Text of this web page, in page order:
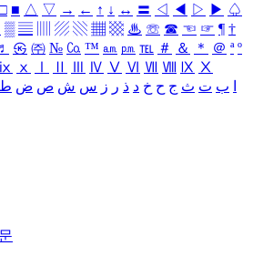
■ △ ▽ → ← ↑ ↓ ↔ 〓 ◁ ◀ ▷ ▶ ♤
▒ ▤ ▨ ▧ ▦ ▩ ♨ ☏ ☎ ☜ ☞ ¶ †
㉿ ㈜ № ㏇ ™ ㏂ ㏘ ℡ ＃ ＆ ＊ ＠ ª º
ⅸ ⅹ Ⅳ Ⅴ Ⅵ Ⅶ Ⅷ Ⅸ Ⅹ
ب ت ث ج ح خ د ذ ر ز س ش ص ض ط